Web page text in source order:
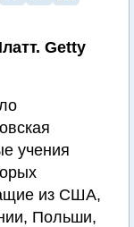
Getty
учения
из США,
Польши,